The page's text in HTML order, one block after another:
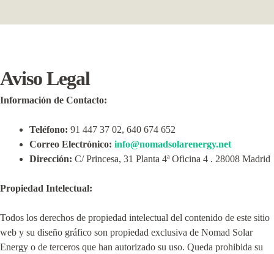
Aviso Legal
Información de Contacto:
Teléfono: 91 447 37 02, 640 674 652
Correo Electrónico: info@nomadsolarenergy.net
Dirección: C/ Princesa, 31 Planta 4ª Oficina 4 . 28008 Madrid
Propiedad Intelectual:
Todos los derechos de propiedad intelectual del contenido de este sitio
web y su diseño gráfico son propiedad exclusiva de Nomad Solar
Energy o de terceros que han autorizado su uso. Queda prohibida su